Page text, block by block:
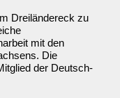
Dreiländereck zu
mit den
Die
der Deutsch-